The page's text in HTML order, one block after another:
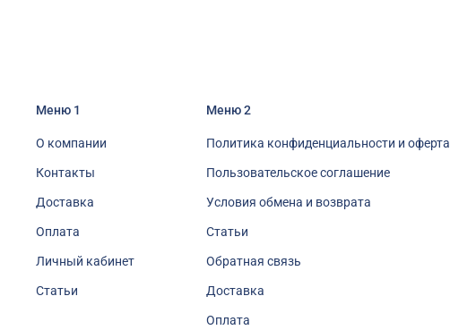
Меню 1
О компании
Контакты
Доставка
Оплата
Личный кабинет
Статьи
Меню 2
Политика конфиденциальности и оферта
Пользовательское соглашение
Условия обмена и возврата
Статьи
Обратная связь
Доставка
Оплата